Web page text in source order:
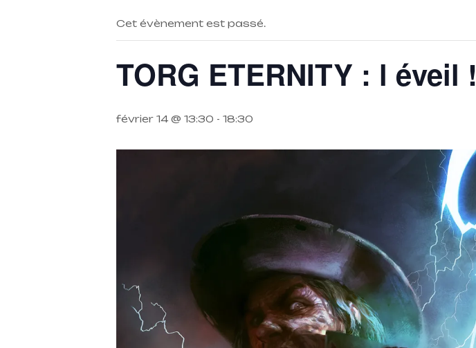
Cet évènement est passé.
TORG ETERNITY : l éveil !
février 14 @ 13:30 - 18:30